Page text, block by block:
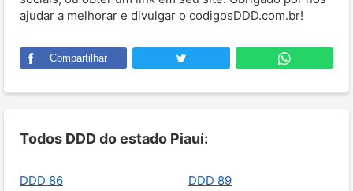
ajudar a melhorar e divulgar o codigosDDD.com.br!
Compartilhar
Todos DDD do estado Piauí:
DDD 86 DDD 89